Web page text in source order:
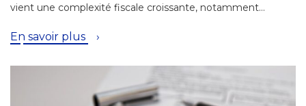
vient une complexité fiscale croissante, notamment…
En savoir plus